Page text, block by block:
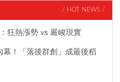
/ HOT NEWS /
狂熱漲勢 vs 嚴峻現實
！「落後群創」成最後稻